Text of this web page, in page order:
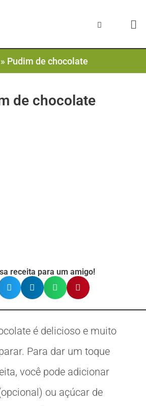
» Pudim de chocolate
de chocolate
receita para um amigo!
é delicioso e muito
Para dar um toque
você pode adicionar
ou açúcar de